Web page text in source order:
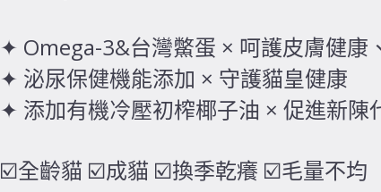
✦ Omega-3&台灣鱉蛋 × 呵護皮膚健康
✦ 泌尿保健機能添加 × 守護貓皇健康
✦ 添加有機冷壓初榨椰子油 × 促進新陳
☑️全齡貓 ☑️成貓 ☑️換季乾癢 ☑️毛量不均